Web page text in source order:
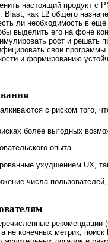
настоящий продукт с
как L2 общего
ли необходимость в
выделить его на фоне
рост и решать
свои
и формированию
с риском того,
более выгодных
опыта.
ухудшением UX,
числа
рекомендации
не конечных метрик, поиск